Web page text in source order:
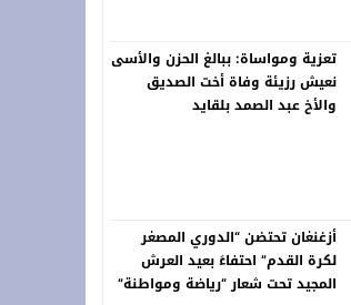
تعزية ومواساة: ببالغ الحزن والأسى
نعيش رزيئة وفاة أخت الصديق
والأخ عبد الصمد بلقايد
أزغنغان تحتضن “الدوري المصغر
لكرة القدم” احتفاءً بعيد العرش
المجيد تحت شعار “رياضة ومواطنة”